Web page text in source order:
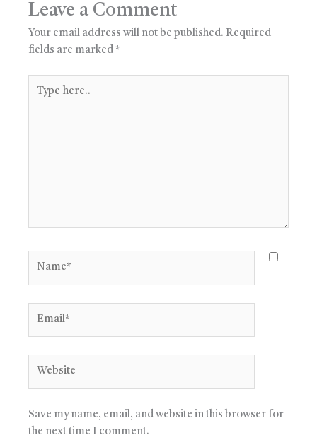
Leave a Comment
Your email address will not be published. Required
fields are marked *
here..
Save my name, email, and website in this browser for
the next time I comment.